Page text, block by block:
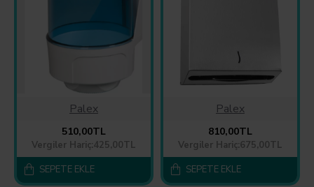
Palex
510,00TL
Vergiler Hariç:425,00TL
SEPETE EKLE
Palex
810,00TL
Vergiler Hariç:675,00TL
SEPETE EKLE